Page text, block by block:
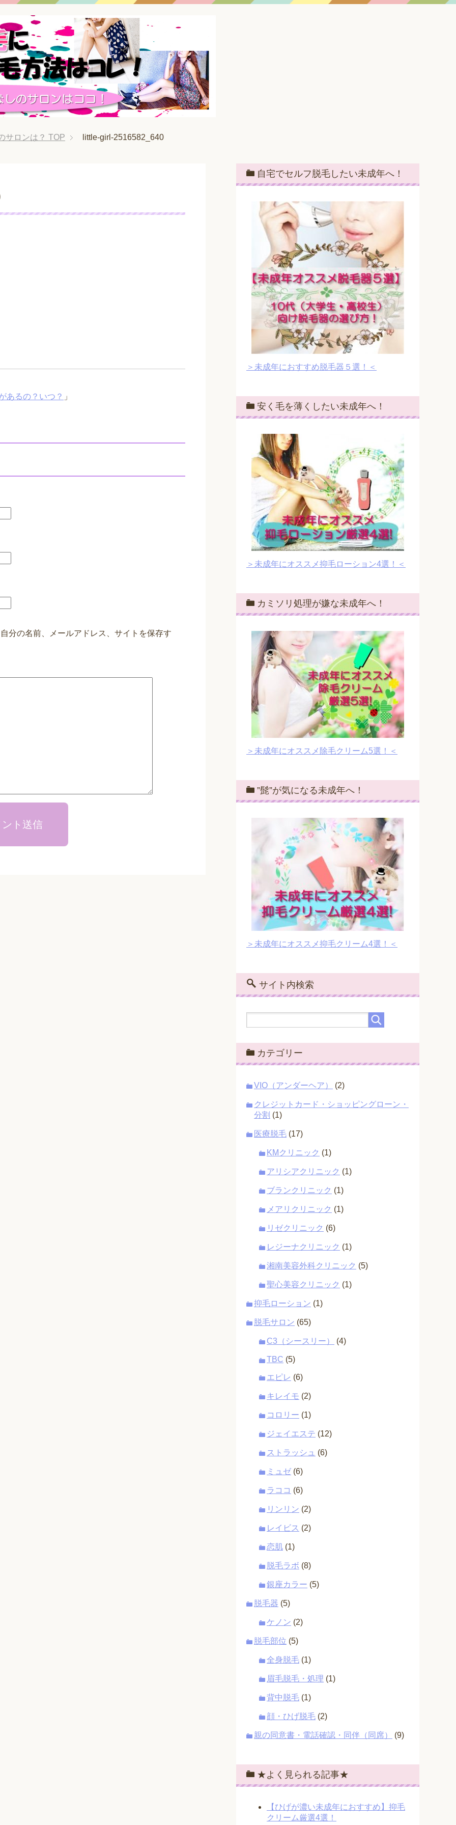
サロンは？ TOP little-girl-2516582_640
あるの？いつ？ 」
分の名前、メールアドレス、サイトを保存す
ト送信
自宅でセルフ脱毛したい未成年へ！
＞未成年におすすめ脱毛器５選！＜
安く毛を薄くしたい未成年へ！
＞未成年にオススメ抑毛ローション4選！＜
カミソリ処理が嫌な未成年へ！
＞未成年にオススメ除毛クリーム5選！＜
”髭”が気になる未成年へ！
＞未成年にオススメ抑毛クリーム4選！＜
サイト内検索
カテゴリー
VIO（アンダーヘア） (2)
クレジットカード・ショッピングローン・
分割 (1)
医療脱毛 (17)
KMクリニック (1)
アリシアクリニック (1)
ブランクリニック (1)
メアリクリニック (1)
リゼクリニック (6)
レジーナクリニック (1)
湘南美容外科クリニック (5)
聖心美容クリニック (1)
抑毛ローション (1)
脱毛サロン (65)
C3（シースリー） (4)
TBC (5)
エピレ (6)
キレイモ (2)
コロリー (1)
ジェイエステ (12)
ストラッシュ (6)
ミュゼ (6)
ラココ (6)
リンリン (2)
レイビス (2)
恋肌 (1)
脱毛ラボ (8)
銀座カラー (5)
脱毛器 (5)
ケノン (2)
脱毛部位 (5)
全身脱毛 (1)
眉毛脱毛・処理 (1)
背中脱毛 (1)
顔・ひげ脱毛 (2)
親の同意書・電話確認・同伴（同席） (9)
★よく見られる記事★
【ひげが濃い未成年におすすめ】抑毛
クリーム厳選4選！